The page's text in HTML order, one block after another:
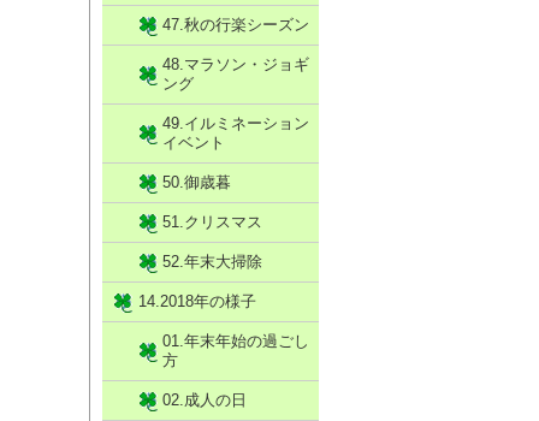
47.秋の行楽シーズン
48.マラソン・ジョギ
ング
49.イルミネーション
イベント
50.御歳暮
51.クリスマス
52.年末大掃除
14.2018年の様子
01.年末年始の過ごし
方
02.成人の日